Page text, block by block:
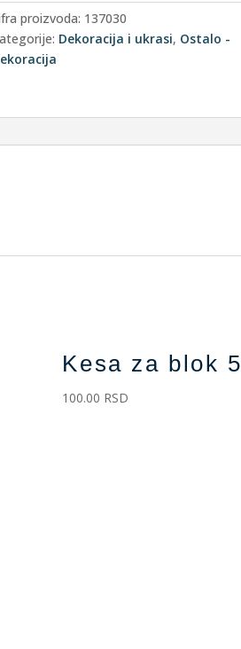
proizvoda: 137030
Dekoracija i ukrasi, Ostalo -
Kesa za blok 5
100.00 RSD